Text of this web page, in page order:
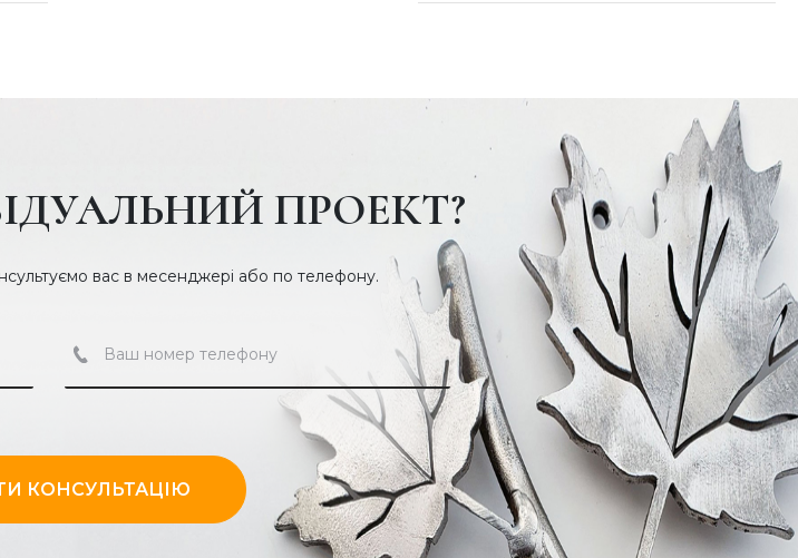
ПРОЕКТ?
вас в месенджері або по телефону.
КОНСУЛЬТАЦІЮ